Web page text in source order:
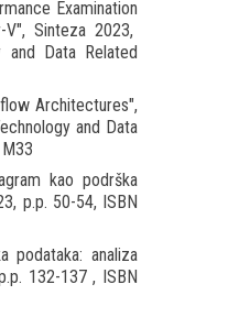
Examination
Sinteza 2023,
and Data Related
Architectures",
and Data
kao podrška
p.p. 50-54, ISBN
podataka: analiza
132-137 , ISBN